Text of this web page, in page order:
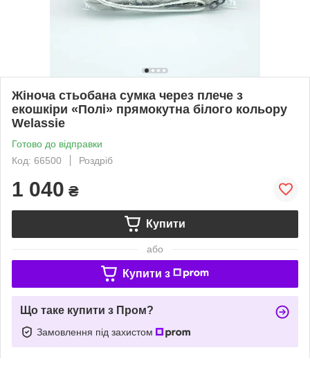
Жіноча стьобана сумка через плече з
екошкіри «Полі» прямокутна білого кольору
Welassie
Готово до відправки
Код: 66500
Роздріб
1 040 ₴
Купити
або
Купити з
Що таке купити з Пром?
Замовлення під захистом